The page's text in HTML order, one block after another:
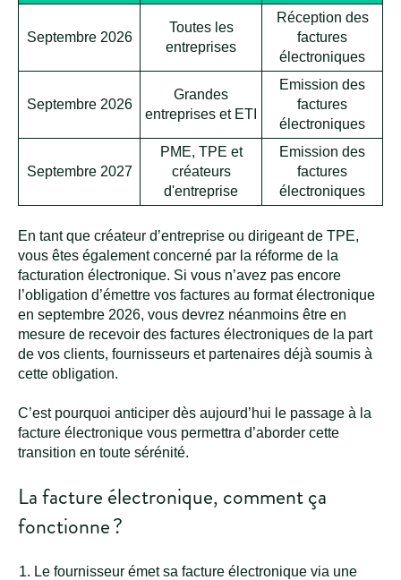
Septembre 2026
Toutes les
entreprises
Réception des
factures
électroniques
Septembre 2026
Grandes
entreprises et ETI
Emission des
factures
électroniques
Septembre 2027
PME, TPE et
créateurs
d'entreprise
Emission des
factures
électroniques
En tant que créateur d’entreprise ou dirigeant de TPE,
vous êtes également concerné par la réforme de la
facturation électronique. Si vous n’avez pas encore
l’obligation d’émettre vos factures au format électronique
en septembre 2026, vous devrez néanmoins être en
mesure de recevoir des factures électroniques de la part
de vos clients, fournisseurs et partenaires déjà soumis à
cette obligation.
C’est pourquoi anticiper dès aujourd’hui le passage à la
facture électronique vous permettra d’aborder cette
transition en toute sérénité.
La facture électronique, comment ça
fonctionne ?
Le fournisseur émet sa facture électronique via une